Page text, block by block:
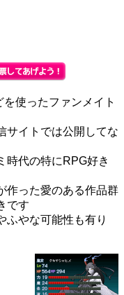
使ったファンメイト
サイトでは公開してな
時代の特にRPG好き
作った愛のある作品群
です
ふやな可能性も有り